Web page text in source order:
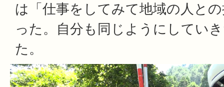
は「仕事をしてみて地域の人と
った。自分も同じようにしてい
た。